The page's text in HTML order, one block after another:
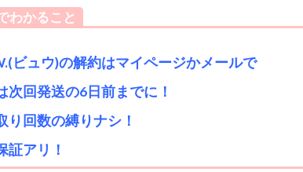
わかること
ビュウ)の解約はマイページかメールで
次回発送の6日前までに！
り回数の縛りナシ！
証アリ！